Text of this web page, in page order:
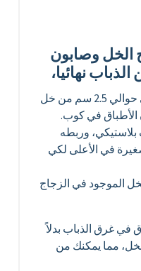
وصابون
نهائيا،
لاستخدام هذه الطريقة ، اخلطي حوالي 2.5 سم من خل
في كوب.
وربطه
في الأعلى لكي
الموجود في الزجاج
غرق الذباب بدلاً
مما يمكنك من